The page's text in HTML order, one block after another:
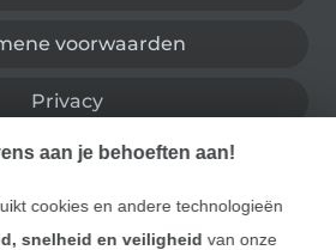
voorwaarden
Privacy
op retournering
Contact
aan je behoeften aan!
cookies en andere technologieën
snelheid en veiligheid van onze